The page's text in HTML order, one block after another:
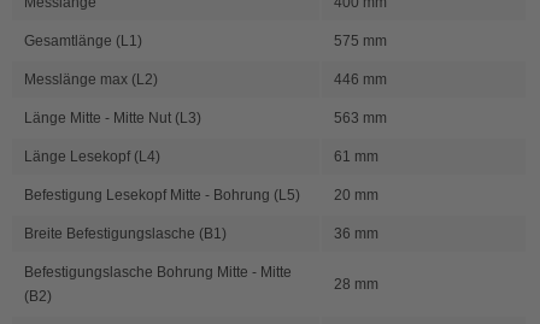
Gesamtlänge (L1) 575 mm
Messlänge max (L2) 446 mm
Länge Mitte - Mitte Nut (L3) 563 mm
Länge Lesekopf (L4) 61 mm
Befestigung Lesekopf Mitte - Bohrung (L5) 20 mm
Breite Befestigungslasche (B1) 36 mm
Befestigungslasche Bohrung Mitte - Mitte
(B2)
28 mm